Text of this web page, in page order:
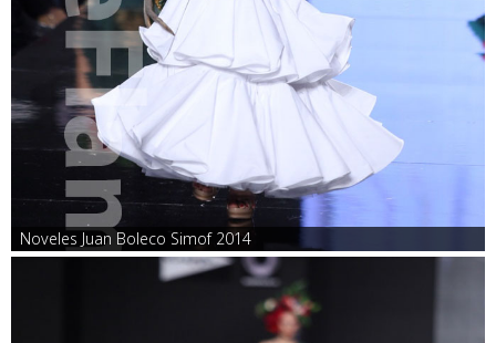
Noveles Juan Boleco Simof 2014